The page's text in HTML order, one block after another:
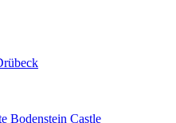
Bodenstein Castle